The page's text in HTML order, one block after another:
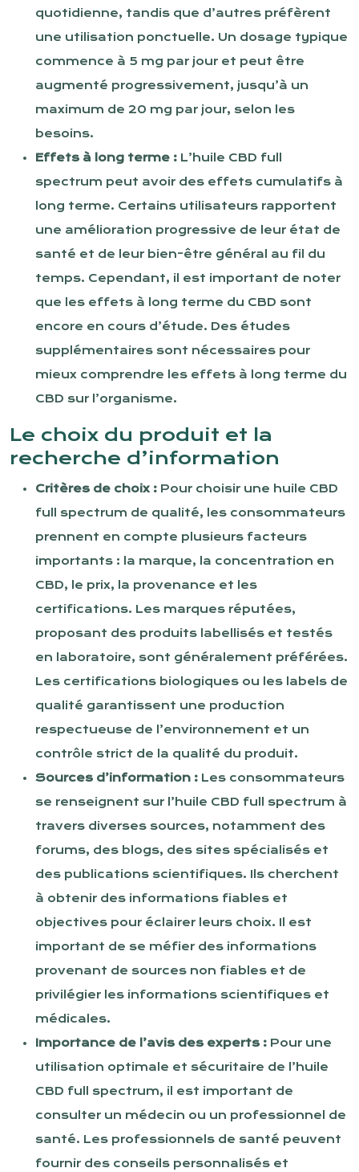
quotidienne, tandis que d’autres préfèrent
une utilisation ponctuelle. Un dosage typique
commence à 5 mg par jour et peut être
augmenté progressivement, jusqu’à un
maximum de 20 mg par jour, selon les
besoins.
Effets à long terme : L’huile CBD full
spectrum peut avoir des effets cumulatifs à
long terme. Certains utilisateurs rapportent
une amélioration progressive de leur état de
santé et de leur bien-être général au fil du
temps. Cependant, il est important de noter
que les effets à long terme du CBD sont
encore en cours d’étude. Des études
supplémentaires sont nécessaires pour
mieux comprendre les effets à long terme du
CBD sur l’organisme.
Le choix du produit et la
recherche d’information
Critères de choix : Pour choisir une huile CBD
full spectrum de qualité, les consommateurs
prennent en compte plusieurs facteurs
importants : la marque, la concentration en
CBD, le prix, la provenance et les
certifications. Les marques réputées,
proposant des produits labellisés et testés
en laboratoire, sont généralement préférées.
Les certifications biologiques ou les labels de
qualité garantissent une production
respectueuse de l’environnement et un
contrôle strict de la qualité du produit.
Sources d’information : Les consommateurs
se renseignent sur l’huile CBD full spectrum à
travers diverses sources, notamment des
forums, des blogs, des sites spécialisés et
des publications scientifiques. Ils cherchent
à obtenir des informations fiables et
objectives pour éclairer leurs choix. Il est
important de se méfier des informations
provenant de sources non fiables et de
privilégier les informations scientifiques et
médicales.
Importance de l’avis des experts : Pour une
utilisation optimale et sécuritaire de l’huile
CBD full spectrum, il est important de
consulter un médecin ou un professionnel de
santé. Les professionnels de santé peuvent
fournir des conseils personnalisés et